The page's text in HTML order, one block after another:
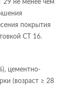
29 не менее чем
покрытия
CT 16.
цементно-
(возраст ≥ 28